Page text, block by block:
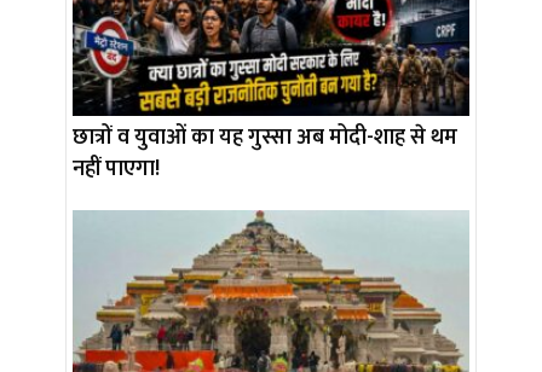
छात्रों व युवाओं का यह गुस्सा अब मोदी-शाह से थम
नहीं पाएगा!